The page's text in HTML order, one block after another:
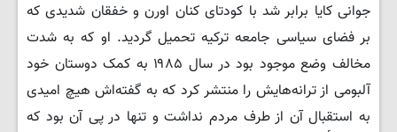
جوانی کایا برابر شد با کودتای کنان اورن و خفقان شدیدی که
بر فضای سیاسی جامعه ترکیه تحمیل گردید. او که به شدت
مخالف وضع موجود بود در سال ۱۹۸۵ به کمک دوستان خود
آلبومی از ترانه‌هایش را منتشر کرد که به گفته‌اش هیچ امیدی
به استقبال آن از طرف مردم نداشت و تنها در پی آن بود که